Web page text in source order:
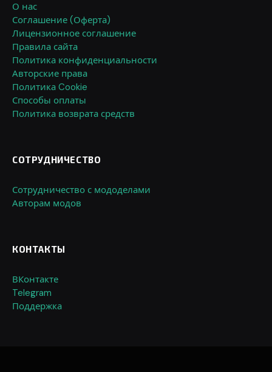
О нас
Соглашение (Оферта)
Лицензионное соглашение
Правила сайта
Политика конфиденциальности
Авторские права
Политика Cookie
Способы оплаты
Политика возврата средств
СОТРУДНИЧЕСТВО
Сотрудничество с мододелами
Авторам модов
КОНТАКТЫ
ВКонтакте
Telegram
Поддержка